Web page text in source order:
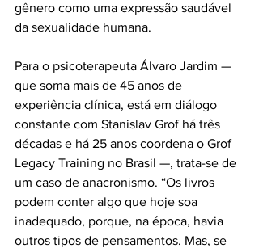
gênero como uma expressão saudável
da sexualidade humana.
Para o psicoterapeuta Álvaro Jardim —
que soma mais de 45 anos de
experiência clínica, está em diálogo
constante com Stanislav Grof há três
décadas e há 25 anos coordena o Grof
Legacy Training no Brasil —, trata-se de
um caso de anacronismo. “Os livros
podem conter algo que hoje soa
inadequado, porque, na época, havia
outros tipos de pensamentos. Mas, se